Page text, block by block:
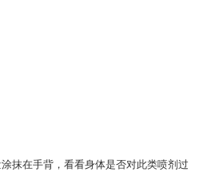
抹在手背，看看身体是否对此类喷剂过